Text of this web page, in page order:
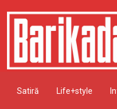
Satiră Life+style